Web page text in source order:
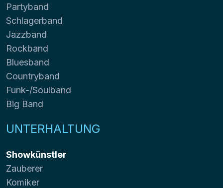
Partyband
Schlagerband
Jazzband
Rockband
Bluesband
Countryband
Funk-/Soulband
Big Band
UNTERHALTUNG
Showkünstler
Zauberer
Komiker